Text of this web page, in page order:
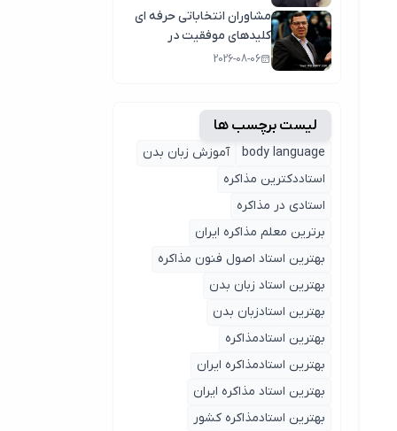
مشاوران انتخاباتی حرفه ای
کلیدهای موفقیت در
انتخابات سال1404
2026-08-06
لیست برچسب ها
body language
آموزش زبان بدن
استاددکترین مذاکره
استادی در مذاکره
برترین معلم مذاکره ایران
بهترین استاد اصول ‌فنون مذاکره
بهترین استاد زبان بدن
بهترین استادزبان بدن
بهترین استادمذاکره
بهترین استادمذاکره ایران
بهترین استاد مذاکره ایران
بهترین استادمذاکره کشور